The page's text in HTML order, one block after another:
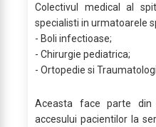
Colectivul medical al
specialisti in urmatoarele
- Boli infectioase;
- Chirurgie pediatrica;
- Ortopedie si
Aceasta face parte
accesului pacientilor la